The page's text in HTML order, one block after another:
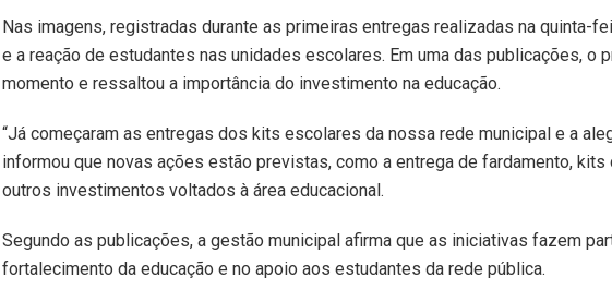
Nas imagens, registradas durante as primeiras entregas realizadas na
e a reação de estudantes nas unidades escolares. Em uma das publicações, o
momento e ressaltou a importância do investimento na educação.
“Já começaram as entregas dos kits escolares da nossa rede municipal e a
informou que novas ações estão previstas, como a entrega de fardamento,
outros investimentos voltados à área educacional.
Segundo as publicações, a gestão municipal afirma que as iniciativas fazem
fortalecimento da educação e no apoio aos estudantes da rede pública.